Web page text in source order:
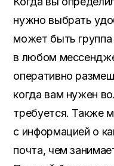
нужно выбрать
может быть группа
в любом
оперативно
когда вам нужен
требуется. Также
с информацией о
почта, чем